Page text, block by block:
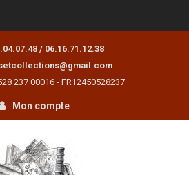
/ 06.16.71.12.38
237 00016 - FR12450528237
Mon compte